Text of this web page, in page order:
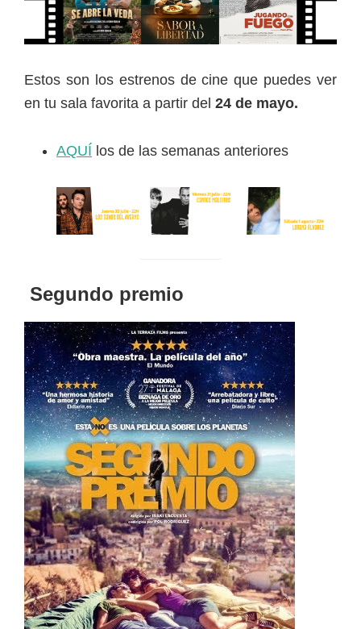
Estos son los estrenos de cine que puedes ver
en tu sala favorita a partir del 24 de mayo.
AQUÍ los de las semanas anteriores
Segundo premio